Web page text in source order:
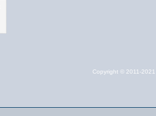
Copyright © 2011-